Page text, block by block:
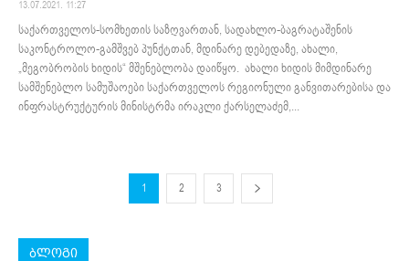
13.07.2021. 11:27
საქართველოს-სომხეთის საზღვართან, სადახლო-ბაგრატაშენის
საკონტროლო-გამშვებ პუნქტთან, მდინარე დებედაზე, ახალი,
„მეგობრობის ხიდის“ მშენებლობა დაიწყო. ახალი ხიდის მიმდინარე
სამშენებლო სამუშაოები საქართველოს რეგიონული განვითარებისა და
ინფრასტრუქტურის მინისტრმა ირაკლი ქარსელაძემ,...
1 2 3
ბლოგი